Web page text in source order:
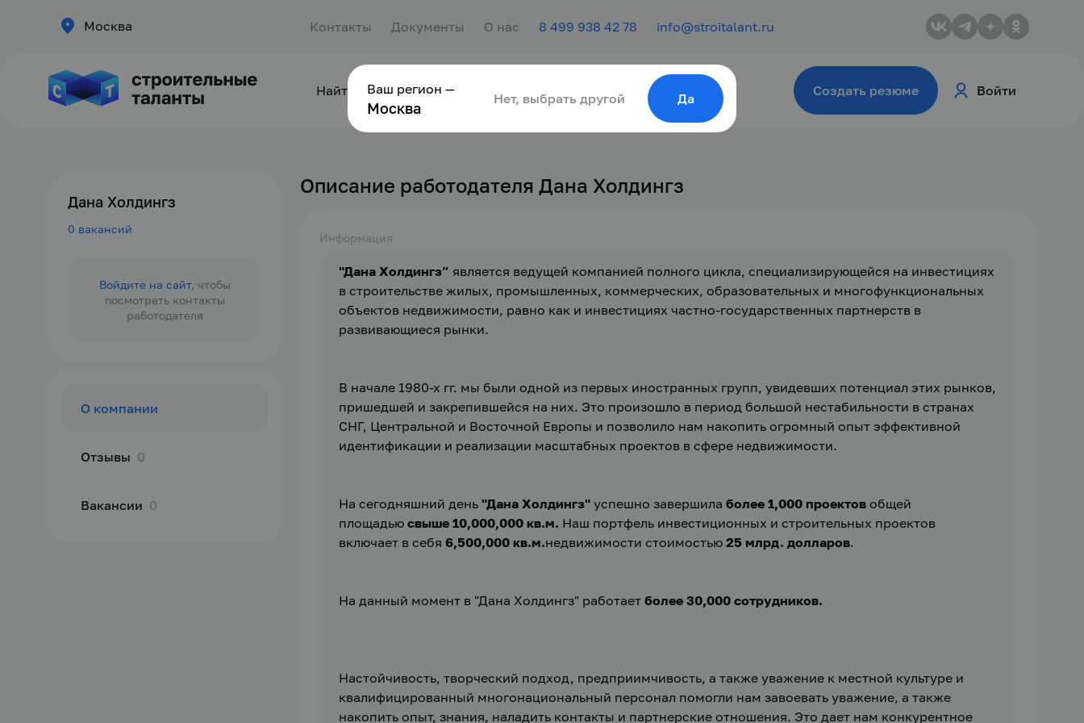
Москва Контакты Документы О нас 8 499 938 42 78 info@stroitalant.ru
Найти сотрудника Найти работу Для молодёжи Создать резюме Войти
Дана Холдингз
0 вакансий
Войдите на сайт, чтобы
посмотреть контакты
работодателя
О компании
Отзывы 0
Вакансии 0
Описание работодателя Дана Холдингз
Информация
"Дана Холдингз” является ведущей компанией полного цикла, специализирующейся на инвестициях
в строительстве жилых, промышленных, коммерческих, образовательных и многофункциональных
объектов недвижимости, равно как и инвестициях частно-государственных партнерств в
развивающиеся рынки.
В начале 1980-х гг. мы были одной из первых иностранных групп, увидевших потенциал этих рынков,
пришедшей и закрепившейся на них. Это произошло в период большой нестабильности в странах
СНГ, Центральной и Восточной Европы и позволило нам накопить огромный опыт эффективной
идентификации и реализации масштабных проектов в сфере недвижимости.
На сегодняшний день "Дана Холдингз" успешно завершила более 1,000 проектов общей
площадью свыше 10,000,000 кв.м. Наш портфель инвестиционных и строительных проектов
включает в себя 6,500,000 кв.м.недвижимости стоимостью 25 млрд. долларов.
На данный момент в "Дана Холдингз" работает более 30,000 сотрудников.
Настойчивость, творческий подход, предприимчивость, а также уважение к местной культуре и
квалифицированный многонациональный персонал помогли нам завоевать уважение, а также
накопить опыт, знания, наладить контакты и партнерские отношения. Это дает нам конкурентное
Ваш регион —
Москва
Нет, выбрать другой Да